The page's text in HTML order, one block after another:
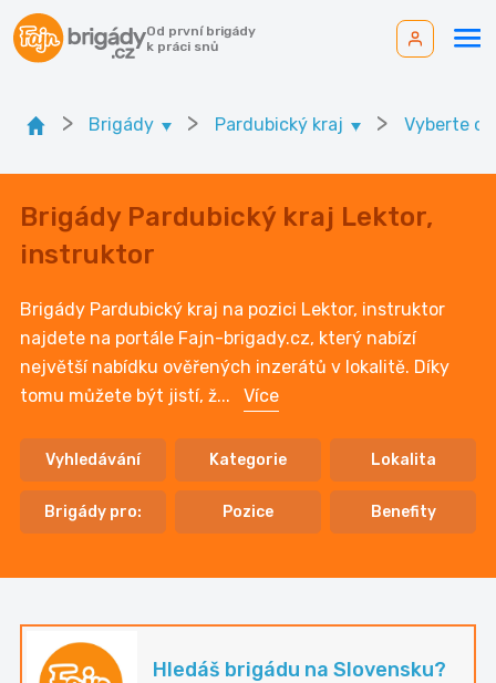
Od první brigády
k práci snů
> Brigády > Pardubický kraj > Vyberte
Brigády Pardubický kraj Lektor,
instruktor
Brigády Pardubický kraj na pozici Lektor, instruktor
najdete na portále Fajn-brigady.cz, který nabízí
největší nabídku ověřených inzerátů v lokalitě. Díky
tomu můžete být jistí, ž... Více
Vyhledávání Kategorie Lokalita
Brigády pro: Pozice Benefity
Hledáš brigádu na Slovensku?